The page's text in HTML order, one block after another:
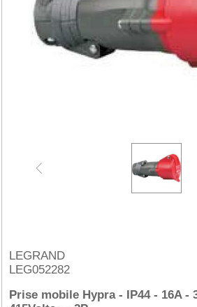
LEGRAND
LEG052282
Prise mobile Hypra - IP44 - 16A -